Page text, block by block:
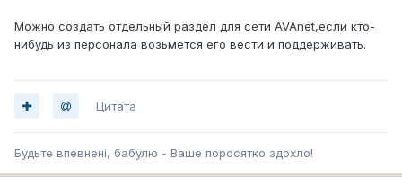
Можно создать отдельный раздел для сети AVAnet,если кто-
нибудь из персонала возьмется его вести и поддерживать.
Цитата
Будьте впевненi, бабулю - Ваше поросятко здохло!